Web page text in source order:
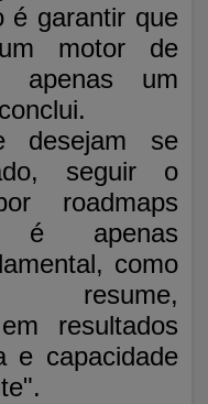
é garantir que
motor de
apenas um
desejam se
seguir o
roadmaps
é apenas
como
resume,
resultados
e capacidade